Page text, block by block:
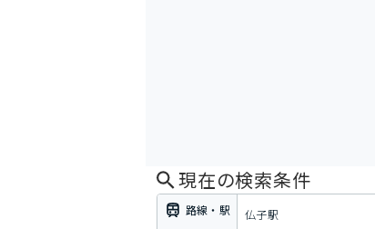
現在の検索条件
路線・駅 仏子駅